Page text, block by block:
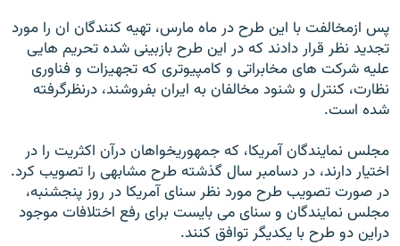
پس ازمخالفت با این طرح در ماه مارس، تهیه کنندگان ان را مورد
تجدید نظر قرار دادند که در اين طرح بازبينی شده تحريم هايی
عليه شرکت های مخابراتی و کامپيوتری که تجهيزات و فناوری
نظارت، کنترل و شنود مخالفان به ايران بفروشند، درنظرگرفته
شده است.
مجلس نمايندگان آمريکا، که جمهوريخواهان درآن اکثريت را در
اختيار دارند، در دسامبر سال گذشته طرح مشابهی را تصويب کرد.
در صورت تصويب طرح مورد نظر سنای آمريکا در روز پنجشنبه،
مجلس نمايندگان و سنای می بايست برای رفع اختلافات موجود
دراين دو طرح با يکديگر توافق کنند.